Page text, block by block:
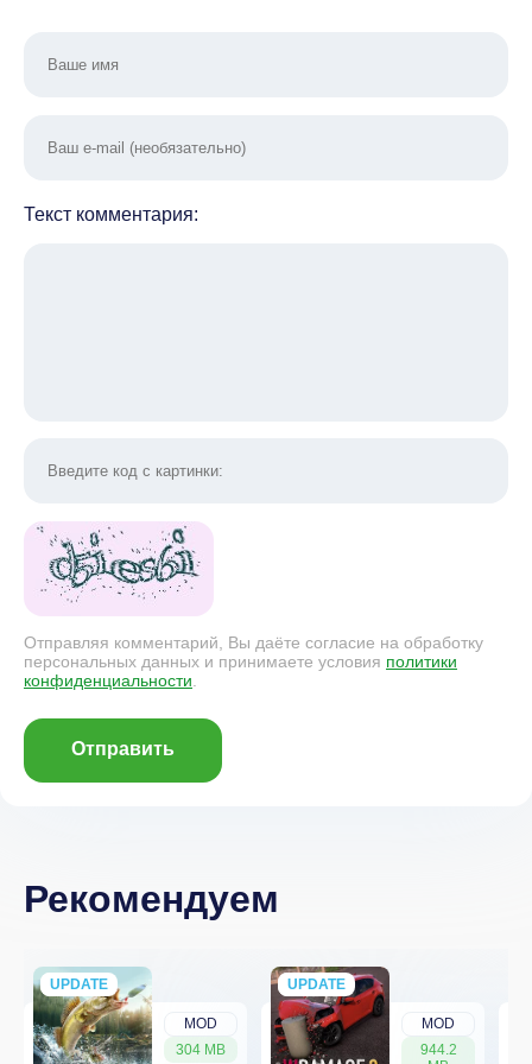
Текст комментария:
Отправляя комментарий, Вы даёте согласие на обработку
персональных данных и принимаете условия политики
конфиденциальности
Отправить
Рекомендуем
MOD
304 MB
UPDATE
NEW
MOD
944.2
UPDATE
NEW